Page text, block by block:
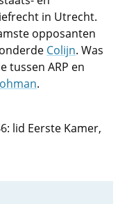
in Utrecht.
opposanten
Colijn. Was
tussen ARP en
.
lid Eerste Kamer,